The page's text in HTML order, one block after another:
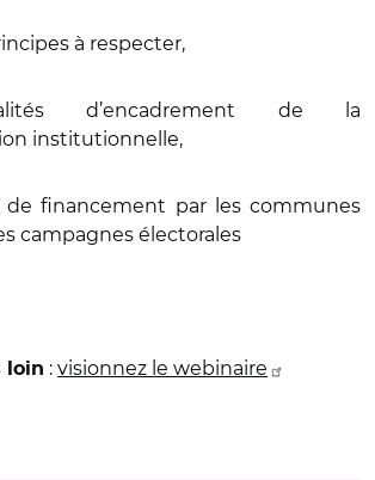
à respecter,
d’encadrement de la
institutionnelle,
de financement par les communes
campagnes électorales
loin : visionnez le webinaire